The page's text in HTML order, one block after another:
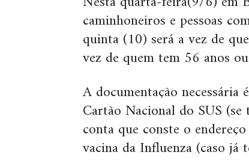
caminhoneiros e pessoas
quinta (10) será a vez de
vez de quem tem 56 anos
A documentação
Cartão Nacional do SUS
conta que conste o
vacina da Influenza (caso já